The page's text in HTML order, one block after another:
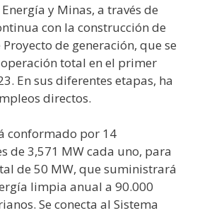
y Minas, a través de
con la construcción de
de generación, que se
total en el primer
En sus diferentes etapas, ha
directos.
conformado por 14
de 3,571 MW cada uno, para
de 50 MW, que suministrará
limpia anual a 90.000
Se conecta al Sistema